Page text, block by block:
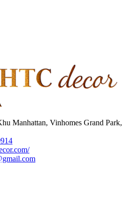
Manhattan, Vinhomes Grand Park,